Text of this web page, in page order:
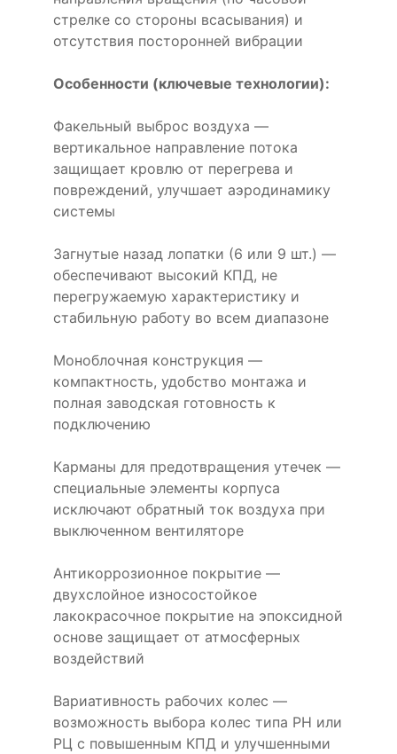
стрелке со стороны всасывания) и
отсутствия посторонней вибрации
Особенности (ключевые технологии):
Факельный выброс воздуха —
вертикальное направление потока
защищает кровлю от перегрева и
повреждений, улучшает аэродинамику
системы
Загнутые назад лопатки (6 или 9 шт.) —
обеспечивают высокий КПД, не
перегружаемую характеристику и
стабильную работу во всем диапазоне
Моноблочная конструкция —
компактность, удобство монтажа и
полная заводская готовность к
подключению
Карманы для предотвращения утечек —
специальные элементы корпуса
исключают обратный ток воздуха при
выключенном вентиляторе
Антикоррозионное покрытие —
двухслойное износостойкое
лакокрасочное покрытие на эпоксидной
основе защищает от атмосферных
воздействий
Вариативность рабочих колес —
возможность выбора колес типа РН или
РЦ с повышенным КПД и улучшенными